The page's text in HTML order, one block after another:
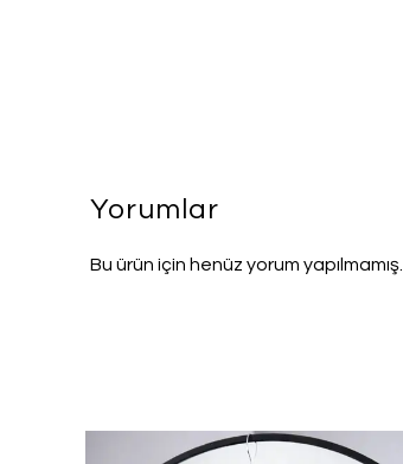
Yorumlar
Bu ürün için henüz yorum yapılmamış.